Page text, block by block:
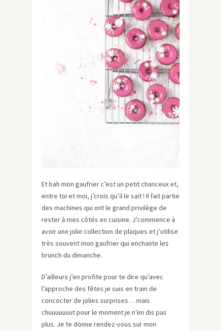
Et bah mon gaufrier c’est un petit chanceux et,
entre toi et moi, j’crois qu’il le sait ! Il fait partie
des machines qui ont le grand privilège de
rester à mes côtés en cuisine. J’commence à
avoir une jolie collection de plaques et j’utilise
très souvent mon gaufrier qui enchante les
brunch du dimanche.
D’ailleurs j’en profite pour te dire qu’avec
l’approche des fêtes je suis en train de
concocter de jolies surprises… mais
chuuuuuuut pour le moment je n’en dis pas
plus. Je te donne rendez-vous sur mon